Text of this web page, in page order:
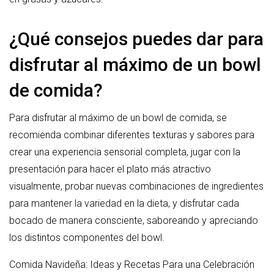
¿Qué consejos puedes dar para
disfrutar al máximo de un bowl
de comida?
Para disfrutar al máximo de un bowl de comida, se
recomienda combinar diferentes texturas y sabores para
crear una experiencia sensorial completa, jugar con la
presentación para hacer el plato más atractivo
visualmente, probar nuevas combinaciones de ingredientes
para mantener la variedad en la dieta, y disfrutar cada
bocado de manera consciente, saboreando y apreciando
los distintos componentes del bowl.
Comida Navideña: Ideas y Recetas Para una Celebración